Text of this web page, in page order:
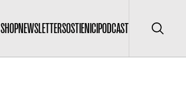
SHOPNEWSLETTERSOSTIENICIPODCAST Cerca